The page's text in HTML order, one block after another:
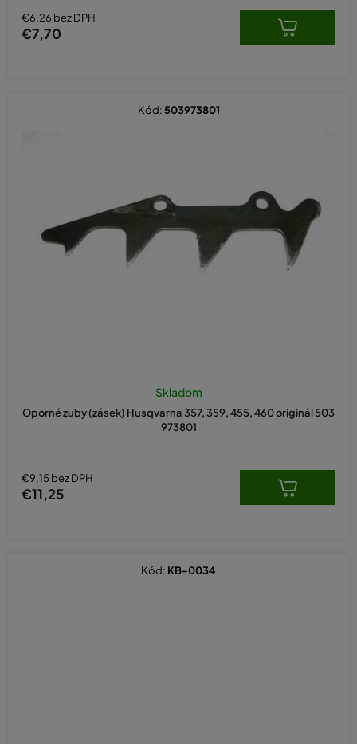
€6,26 bez DPH
€7,70
Oporné zuby (zásek) Husqvarna 357, 359, 455, 460 originál 503
973801
Skladom
€9,15 bez DPH
€11,25
Kód: 503973801
Kód: KB-0034